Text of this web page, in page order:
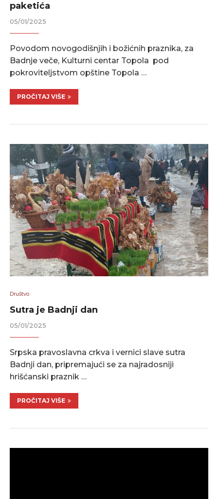
paketića
05/01/2025
Povodom novogodišnjih i božićnih praznika, za
Badnje veče, Kulturni centar Topola pod
pokroviteljstvom opštine Topola …
PROČITAJ VIŠE
Društvo
Sutra je Badnji dan
05/01/2025
Srpska pravoslavna crkva i vernici slave sutra
Badnji dan, pripremajući se za najradosniji
hrišćanski praznik …
PROČITAJ VIŠE